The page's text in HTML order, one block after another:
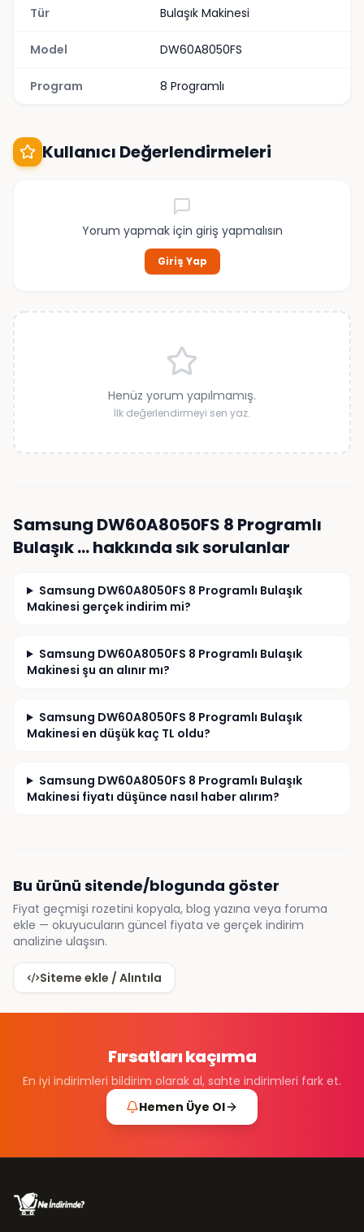
Tür Bulaşık Makinesi
Model DW60A8050FS
Program 8 Programlı
Kullanıcı Değerlendirmeleri
Yorum yapmak için giriş yapmalısın
Giriş Yap
Henüz yorum yapılmamış.
İlk değerlendirmeyi sen yaz.
Samsung DW60A8050FS 8 Programlı
Bulaşık …hakkında sık sorulanlar
Samsung DW60A8050FS 8 Programlı Bulaşık
Makinesi gerçek indirim mi?
Samsung DW60A8050FS 8 Programlı Bulaşık
Makinesi şu an alınır mı?
Samsung DW60A8050FS 8 Programlı Bulaşık
Makinesi en düşük kaç TL oldu?
Samsung DW60A8050FS 8 Programlı Bulaşık
Makinesi fiyatı düşünce nasıl haber alırım?
Bu ürünü sitende/blogunda göster
Fiyat geçmişi rozetini kopyala, blog yazına veya foruma
ekle — okuyucuların güncel fiyata ve gerçek indirim
analizine ulaşsın.
Siteme ekle / Alıntıla
Fırsatları kaçırma
En iyi indirimleri bildirim olarak al, sahte indirimleri fark et.
Hemen Üye Ol